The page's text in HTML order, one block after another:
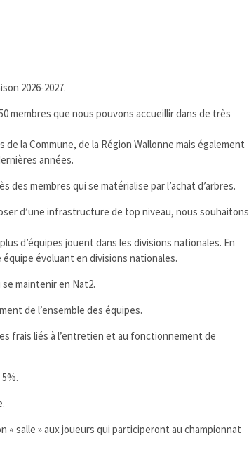
2026-2027.
membres que nous pouvons accueillir dans de très
la Commune, de la Région Wallonne mais également
années.
membres qui se matérialise par l’achat d’arbres.
d’une infrastructure de top niveau, nous souhaitons
d’équipes jouent dans les divisions nationales. En
évoluant en divisions nationales.
maintenir en Nat2.
de l’ensemble des équipes.
frais liés à l’entretien et au fonctionnement de
« salle » aux joueurs qui participeront au championnat